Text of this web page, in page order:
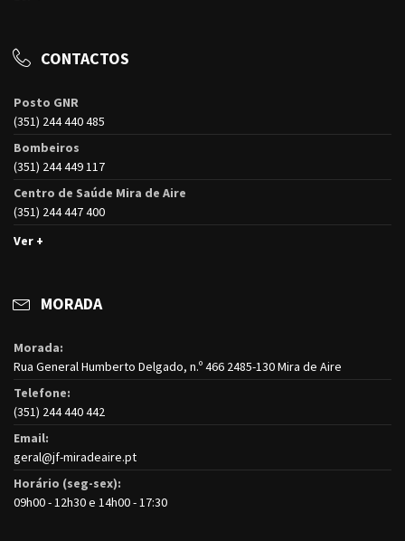
CONTACTOS
Posto GNR
(351) 244 440 485
Bombeiros
(351) 244 449 117
Centro de Saúde Mira de Aire
(351) 244 447 400
Ver +
MORADA
Morada:
Rua General Humberto Delgado, n.º 466 2485-130 Mira de Aire
Telefone:
(351) 244 440 442
Email:
geral@jf-miradeaire.pt
Horário (seg-sex):
09h00 - 12h30 e 14h00 - 17:30